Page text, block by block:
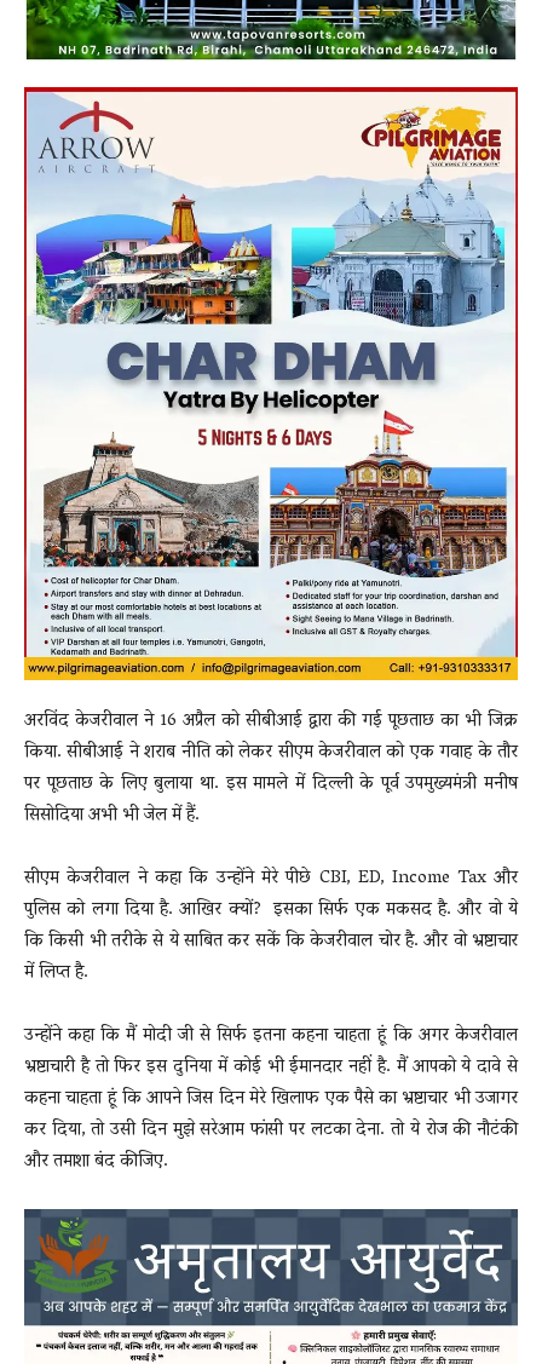
अरविंद केजरीवाल ने 16 अप्रैल को सीबीआई द्वारा की गई पूछताछ का भी जिक्र
किया. सीबीआई ने शराब नीति को लेकर सीएम केजरीवाल को एक गवाह के तौर
पर पूछताछ के लिए बुलाया था. इस मामले में दिल्ली के पूर्व उपमुख्यमंत्री मनीष
सिसोदिया अभी भी जेल में हैं.
सीएम केजरीवाल ने कहा कि उन्होंने मेरे पीछे CBI, ED, Income Tax और
पुलिस को लगा दिया है. आखिर क्यों? इसका सिर्फ एक मकसद है. और वो ये
कि किसी भी तरीके से ये साबित कर सकें कि केजरीवाल चोर है. और वो भ्रष्टाचार
में लिप्त है.
उन्होंने कहा कि मैं मोदी जी से सिर्फ इतना कहना चाहता हूं कि अगर केजरीवाल
भ्रष्टाचारी है तो फिर इस दुनिया में कोई भी ईमानदार नहीं है. मैं आपको ये दावे से
कहना चाहता हूं कि आपने जिस दिन मेरे खिलाफ एक पैसे का भ्रष्टाचार भी उजागर
कर दिया, तो उसी दिन मुझे सरेआम फांसी पर लटका देना. तो ये रोज की नौटंकी
और तमाशा बंद कीजिए.